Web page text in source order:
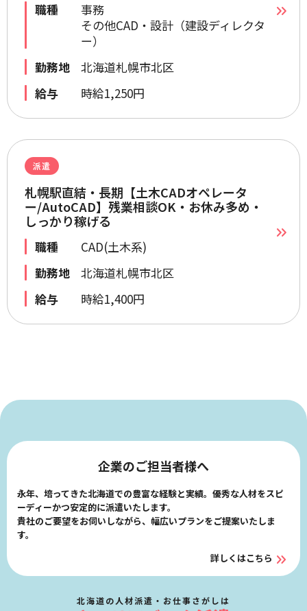
職種
事務
その他CAD・設計（建設ディレクタ
ー）
勤務地
北海道札幌市北区
給与
時給1,250円
派遣
札幌駅直結・長期【土木CADオペレータ
ー/AutoCAD】残業相談OK・お休み多め・
しっかり稼げる
職種
CAD(土木系)
勤務地
北海道札幌市北区
給与
時給1,400円
企業のご担当者様へ
永年、培ってきた北海道での豊富な経験と実績。優秀な人材をスピ
ーディーかつ安定的に派遣いたします。
貴社のご要望をお伺いしながら、幅広いプランをご提案いたしま
す。
詳しくはこちら
北海道の人材派遣・お仕事さがしは